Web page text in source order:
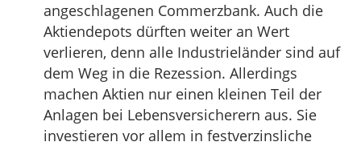
angeschlagenen Commerzbank. Auch die
Aktiendepots dürften weiter an Wert
verlieren, denn alle Industrieländer sind auf
dem Weg in die Rezession. Allerdings
machen Aktien nur einen kleinen Teil der
Anlagen bei Lebensversicherern aus. Sie
investieren vor allem in festverzinsliche